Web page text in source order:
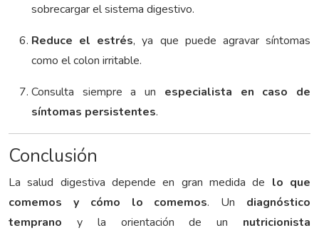
sobrecargar el sistema digestivo.
Reduce el estrés, ya que puede agravar síntomas
como el colon irritable.
Consulta siempre a un especialista en caso de
síntomas persistentes.
Conclusión
La salud digestiva depende en gran medida de lo que
comemos y cómo lo comemos. Un diagnóstico
temprano y la orientación de un nutricionista